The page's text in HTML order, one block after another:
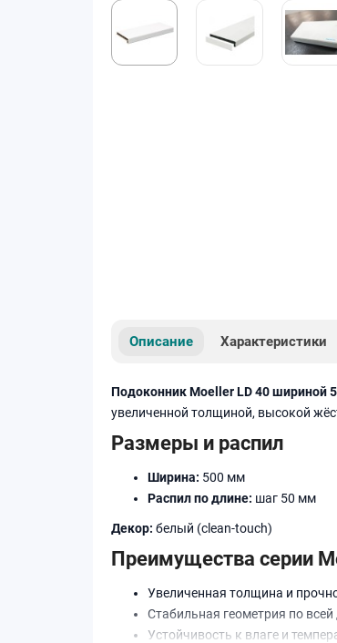
Описание Характеристики
Подоконник Moeller LD 40 шириной
увеличенной толщиной, высокой
Размеры и распил
Ширина: 500 мм
Распил по длине: шаг 50 мм
Декор: белый (clean-touch)
Преимущества серии
Увеличенная толщина и
Стабильная геометрия по всей
Устойчивость к влаге и